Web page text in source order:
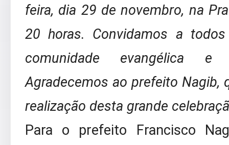
feira, dia 29 de novembro, na
20 horas. Convidamos a
comunidade evangélica
Agradecemos ao prefeito Nagib,
realização desta grande
Para o prefeito Francisco